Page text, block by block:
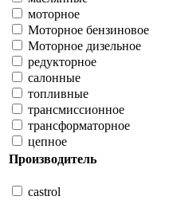
моторное
Моторное бензиновое
Моторное дизельное
редукторное
салонные
топливные
трансмиссионное
трансформаторное
цепное
Производитель
castrol